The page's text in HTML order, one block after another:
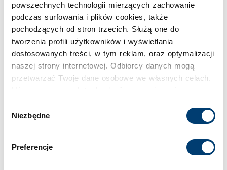
powszechnych technologii mierzących zachowanie
podczas surfowania i plików cookies, także
pochodzących od stron trzecich. Służą one do
tworzenia profili użytkowników i wyświetlania
dostosowanych treści, w tym reklam, oraz optymalizacji
naszej strony internetowej. Odbiorcy danych mogą
przetwarzać Twoje dane osobowe we własnych celach.
Używamy pewnych technologii w oparciu o równowagę
odrzucić i wycofać swoją zgodę w dowolnej chwili ze
zgody
Niezbędne
Preferencje
Wielkość sejfu
Duży
Numer artykułu
WT 270-09
3
Uchwyty na broń